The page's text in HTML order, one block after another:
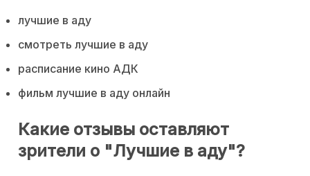
лучшие в аду
смотреть лучшие в аду
расписание кино АДК
фильм лучшие в аду онлайн
Какие отзывы оставляют
зрители о "Лучшие в аду"?